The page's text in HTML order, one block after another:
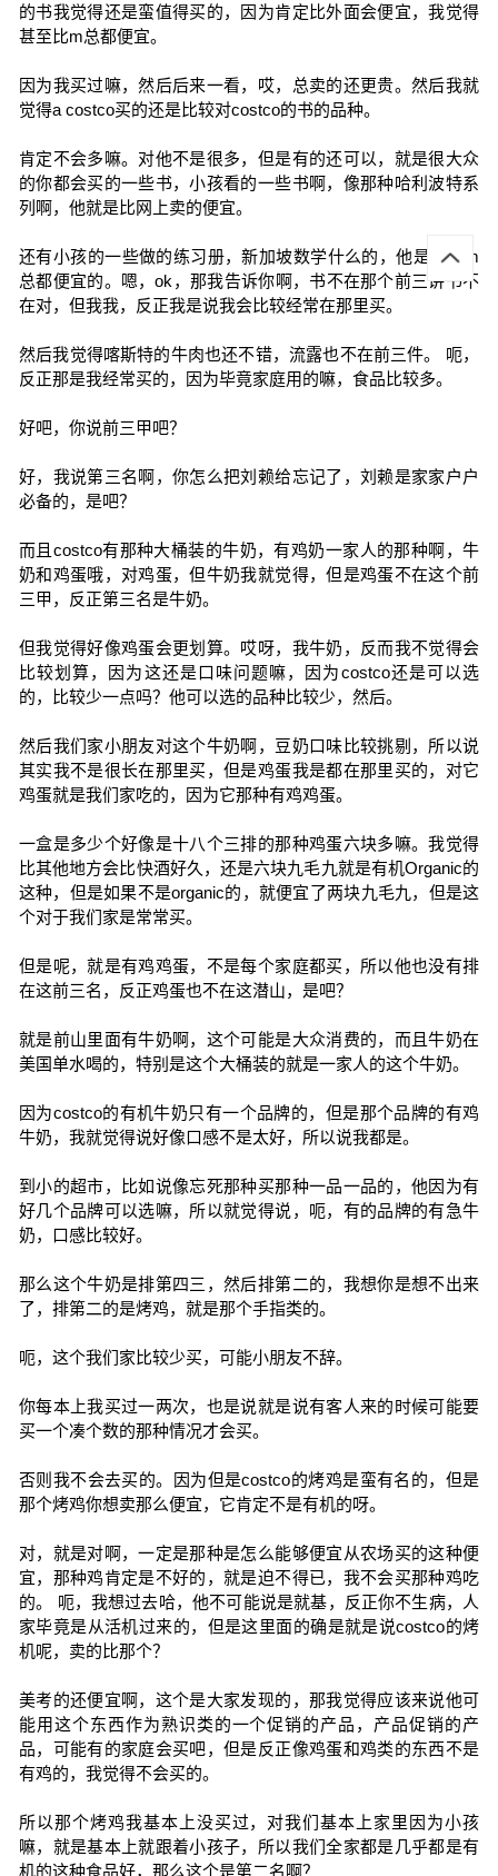
的书我觉得还是蛮值得买的，因为肯定比外面会便宜，我觉得
甚至比m总都便宜。
因为我买过嘛，然后后来一看，哎，总卖的还更贵。然后我就
觉得a costco买的还是比较对costco的书的品种。
肯定不会多嘛。对他不是很多，但是有的还可以，就是很大众
的你都会买的一些书，小孩看的一些书啊，像那种哈利波特系
列啊，他就是比网上卖的便宜。
还有小孩的一些做的练习册，新加坡数学什么的，他是比比m
总都便宜的。嗯，ok，那我告诉你啊，书不在那个前三讲书不
在对，但我我，反正我是说我会比较经常在那里买。
然后我觉得喀斯特的牛肉也还不错，流露也不在前三件。 呃，
反正那是我经常买的，因为毕竟家庭用的嘛，食品比较多。
好吧，你说前三甲吧？
好，我说第三名啊，你怎么把刘赖给忘记了，刘赖是家家户户
必备的，是吧？
而且costco有那种大桶装的牛奶，有鸡奶一家人的那种啊，牛
奶和鸡蛋哦，对鸡蛋，但牛奶我就觉得，但是鸡蛋不在这个前
三甲，反正第三名是牛奶。
但我觉得好像鸡蛋会更划算。哎呀，我牛奶，反而我不觉得会
比较划算，因为这还是口味问题嘛，因为costco还是可以选
的，比较少一点吗？他可以选的品种比较少，然后。
然后我们家小朋友对这个牛奶啊，豆奶口味比较挑剔，所以说
其实我不是很长在那里买，但是鸡蛋我是都在那里买的，对它
鸡蛋就是我们家吃的，因为它那种有鸡鸡蛋。
一盒是多少个好像是十八个三排的那种鸡蛋六块多嘛。我觉得
比其他地方会比快酒好久，还是六块九毛九就是有机Organic的
这种，但是如果不是organic的，就便宜了两块九毛九，但是这
个对于我们家是常常买。
但是呢，就是有鸡鸡蛋，不是每个家庭都买，所以他也没有排
在这前三名，反正鸡蛋也不在这潜山，是吧？
就是前山里面有牛奶啊，这个可能是大众消费的，而且牛奶在
美国单水喝的，特别是这个大桶装的就是一家人的这个牛奶。
因为costco的有机牛奶只有一个品牌的，但是那个品牌的有鸡
牛奶，我就觉得说好像口感不是太好，所以说我都是。
到小的超市，比如说像忘死那种买那种一品一品的，他因为有
好几个品牌可以选嘛，所以就觉得说，呃，有的品牌的有急牛
奶，口感比较好。
那么这个牛奶是排第四三，然后排第二的，我想你是想不出来
了，排第二的是烤鸡，就是那个手指类的。
呃，这个我们家比较少买，可能小朋友不辞。
你每本上我买过一两次，也是说就是说有客人来的时候可能要
买一个凑个数的那种情况才会买。
否则我不会去买的。因为但是costco的烤鸡是蛮有名的，但是
那个烤鸡你想卖那么便宜，它肯定不是有机的呀。
对，就是对啊，一定是那种是怎么能够便宜从农场买的这种便
宜，那种鸡肯定是不好的，就是迫不得已，我不会买那种鸡吃
的。 呃，我想过去哈，他不可能说是就基，反正你不生病，人
家毕竟是从活机过来的，但是这里面的确是就是说costco的烤
机呢，卖的比那个？
美考的还便宜啊，这个是大家发现的，那我觉得应该来说他可
能用这个东西作为熟识类的一个促销的产品，产品促销的产
品，可能有的家庭会买吧，但是反正像鸡蛋和鸡类的东西不是
有鸡的，我觉得不会买的。
所以那个烤鸡我基本上没买过，对我们基本上家里因为小孩
嘛，就是基本上就跟着小孩子，所以我们全家都是几乎都是有
机的这种食品好，那么这个是第二名啊？